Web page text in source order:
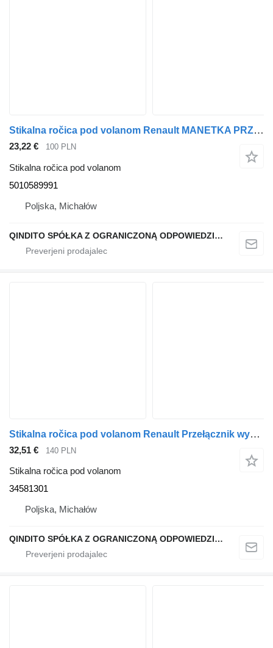
Stikalna ročica pod volanom Renault MANETKA PRZEŁĄCZNIK WYCIERACZEK PREMIUM DXI MAGNUM DXI 5010589991 za vlačilec Renault
23,22 € 100 PLN
Stikalna ročica pod volanom
5010589991
Poljska, Michałów
QINDITO SPÓŁKA Z OGRANICZONĄ ODPOWIEDZIALNOŚCIĄ
Stikalna ročica pod volanom Renault Przełącznik wycieraczek pod kierownicę PREMIUM MIDLUM KERAX MAGN 34581301 za vlačilec Renault PREMIUM
32,51 € 140 PLN
Stikalna ročica pod volanom
34581301
Poljska, Michałów
QINDITO SPÓŁKA Z OGRANICZONĄ ODPOWIEDZIALNOŚCIĄ